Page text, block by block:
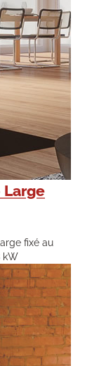
Large
fixé au
kW